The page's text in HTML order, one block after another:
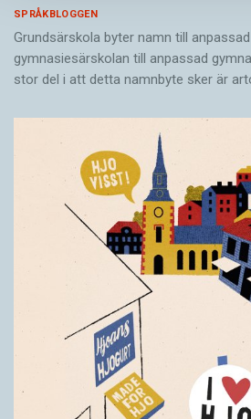
SPRÅKBLOGGEN
Grundsärskola byter namn till
gymnasiesärskolan till anpassad
stor del i att detta namnbyte sker är